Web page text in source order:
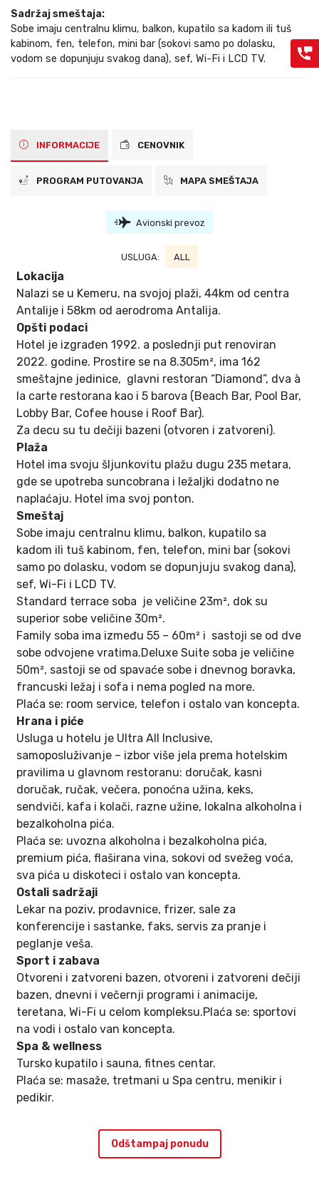
Sadržaj smeštaja:
Sobe imaju centralnu klimu, balkon, kupatilo sa kadom ili tuš
kabinom, fen, telefon, mini bar (sokovi samo po dolasku,
vodom se dopunjuju svakog dana), sef, Wi-Fi i LCD TV.
INFORMACIJE CENOVNIK
PROGRAM PUTOVANJA MAPA SMEŠTAJA
Avionski prevoz
USLUGA: ALL
Lokacija
Nalazi se u Kemeru, na svojoj plaži, 44km od centra
Antalije i 58km od aerodroma Antalija.
Opšti podaci
Hotel je izgrađen 1992. a poslednji put renoviran
2022. godine. Prostire se na 8.305m², ima 162
smeštajne jedinice, glavni restoran “Diamond”, dva à
la carte restorana kao i 5 barova (Beach Bar, Pool Bar,
Lobby Bar, Cofee house i Roof Bar).
Za decu su tu dečiji bazeni (otvoren i zatvoreni).
Plaža
Hotel ima svoju šljunkovitu plažu dugu 235 metara,
gde se upotreba suncobrana i ležaljki dodatno ne
naplaćaju. Hotel ima svoj ponton.
Smeštaj
Sobe imaju centralnu klimu, balkon, kupatilo sa
kadom ili tuš kabinom, fen, telefon, mini bar (sokovi
samo po dolasku, vodom se dopunjuju svakog dana),
sef, Wi-Fi i LCD TV.
Standard terrace soba je veličine 23m², dok su
superior sobe veličine 30m².
Family soba ima između 55 – 60m² i sastoji se od dve
sobe odvojene vratima.Deluxe Suite soba je veličine
50m², sastoji se od spavaće sobe i dnevnog boravka,
francuski ležaj i sofa i nema pogled na more.
Plaća se: room service, telefon i ostalo van koncepta.
Hrana i piće
Usluga u hotelu je Ultra All Inclusive,
samoposluživanje – izbor više jela prema hotelskim
pravilima u glavnom restoranu: doručak, kasni
doručak, ručak, večera, ponoćna užina, keks,
sendviči, kafa i kolači, razne užine, lokalna alkoholna i
bezalkoholna pića.
Plaća se: uvozna alkoholna i bezalkoholna pića,
premium pića, flaširana vina, sokovi od svežeg voća,
sva pića u diskoteci i ostalo van koncepta.
Ostali sadržaji
Lekar na poziv, prodavnice, frizer, sale za
konferencije i sastanke, faks, servis za pranje i
peglanje veša.
Sport i zabava
Otvoreni i zatvoreni bazen, otvoreni i zatvoreni dečiji
bazen, dnevni i večernji programi i animacije,
teretana, Wi-Fi u celom kompleksu.Plaća se: sportovi
na vodi i ostalo van koncepta.
Spa & wellness
Tursko kupatilo i sauna, fitnes centar.
Plaća se: masaže, tretmani u Spa centru, menikir i
pedikir.
Odštampaj ponudu